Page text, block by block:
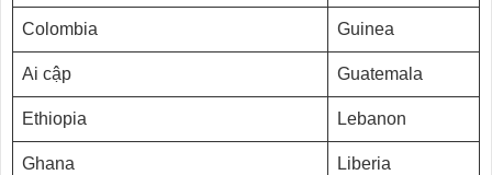
Colombia Guinea
Ai cập Guatemala
Ethiopia Lebanon
Ghana Liberia